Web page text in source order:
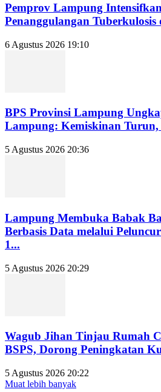
Pemprov Lampung
Penanggulangan Tuberkulosis
6 Agustus 2026 19:10
BPS Provinsi Lampung
Lampung: Kemiskinan Turun,
5 Agustus 2026 20:36
Lampung Membuka Babak
Berbasis Data melalui
1...
5 Agustus 2026 20:29
Wagub Jihan Tinjau Rumah
BSPS, Dorong Peningkatan
5 Agustus 2026 20:22
Muat lebih banyak